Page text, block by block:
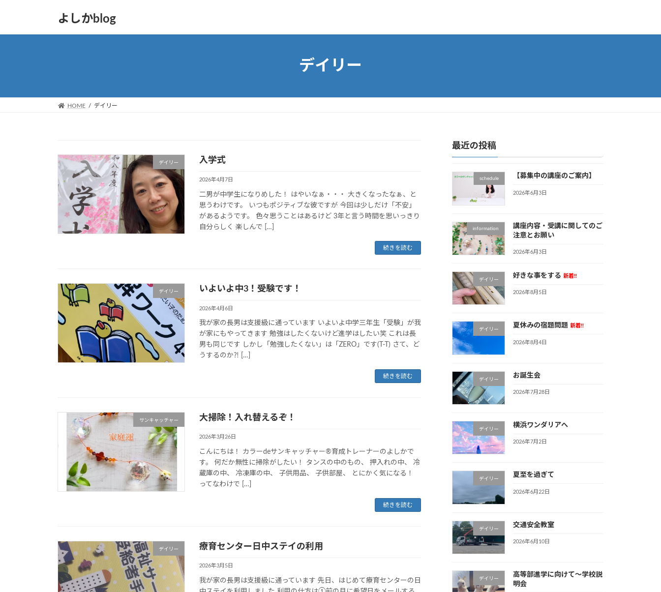
よしかblog
デイリー
HOME デイリー
デイリー 入学式
2026年4月7日
二男が中学生になりめした！ はやいなぁ・・・ 大きくなったなぁ、と
思うわけです。 いつもポジティブな彼ですが 今回は少しだけ「不安」
があるようです。 色々思うことはあるけど 3年と言う時間を思いっきり
自分らしく 楽しんで […]
続きを読む
デイリー いよいよ中3！受験です！
2026年4月6日
我が家の長男は支援級に通っています いよいよ中学三年生「受験」が我
が家にもやってきます 勉強はしたくないけど進学はしたい笑 これは長
男も同じです しかし「勉強したくない」は「ZERO」です(T-T) さて、ど
うするのか⁈ […]
続きを読む
サンキャッチャー 大掃除！入れ替えるぞ！
2026年3月26日
こんにちは！ カラーdeサンキャッチャー®︎育成トレーナーのよしかで
す。 何だか無性に掃除がしたい！ タンスの中のもの、 押入れの中、 冷
蔵庫の中、 冷凍庫の中、 子供用品、 子供部屋、 とにかく気になる！
ってなわけで […]
続きを読む
デイリー 療育センター日中ステイの利用
2026年3月5日
我が家の長男は支援級に通っています 先日、はじめて療育センターの日
最近の投稿
schedule 【募集中の講座のご案内】
2026年6月3日
information
講座内容・受講に関してのご
注意とお願い
2026年6月3日
デイリー
好きな事をする 新着!!
2026年8月5日
デイリー
夏休みの宿題問題 新着!!
2026年8月4日
デイリー
お誕生会
2026年7月28日
デイリー
横浜ワンダリアへ
2026年7月2日
デイリー
夏至を過ぎて
2026年6月22日
デイリー
交通安全教室
2026年6月10日
デイリー
高等部進学に向けて〜学校説
明会